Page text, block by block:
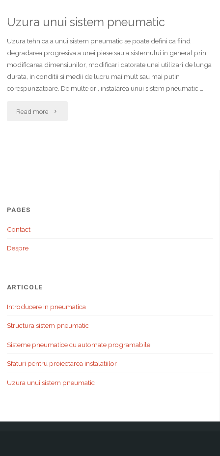
proiectarea
instalatiilor"
Uzura unui sistem pneumatic
Uzura tehnica a unui sistem pneumatic se poate defini ca fiind
degradarea progresiva a unei piese sau a sistemului in general prin
modificarea dimensiunilor, modificari datorate unei utilizari de lunga
durata, in conditii si medii de lucru mai mult sau mai putin
corespunzatoare. De multe ori, instalarea unui sistem pneumatic …
Read more "Uzura
PAGES
Contact
Despre
ARTICOLE
Introducere in pneumatica
Structura sistem pneumatic
Sisteme pneumatice cu automate programabile
Sfaturi pentru proiectarea instalatiilor
Uzura unui sistem pneumatic